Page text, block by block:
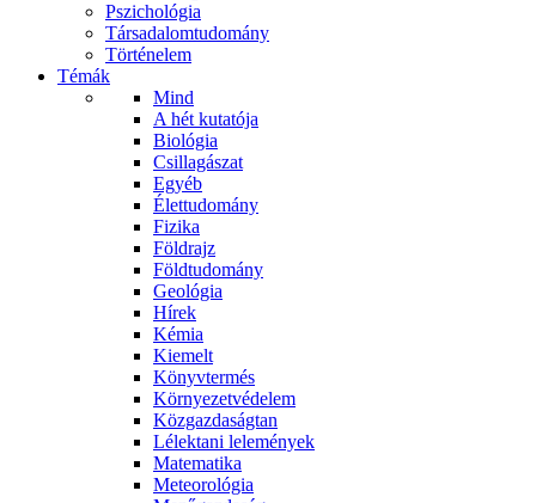
Pszichológia
Társadalomtudomány
Történelem
Témák
Mind
A hét kutatója
Biológia
Csillagászat
Egyéb
Élettudomány
Fizika
Földrajz
Földtudomány
Geológia
Hírek
Kémia
Kiemelt
Könyvtermés
Környezetvédelem
Közgazdaságtan
Lélektani lelemények
Matematika
Meteorológia